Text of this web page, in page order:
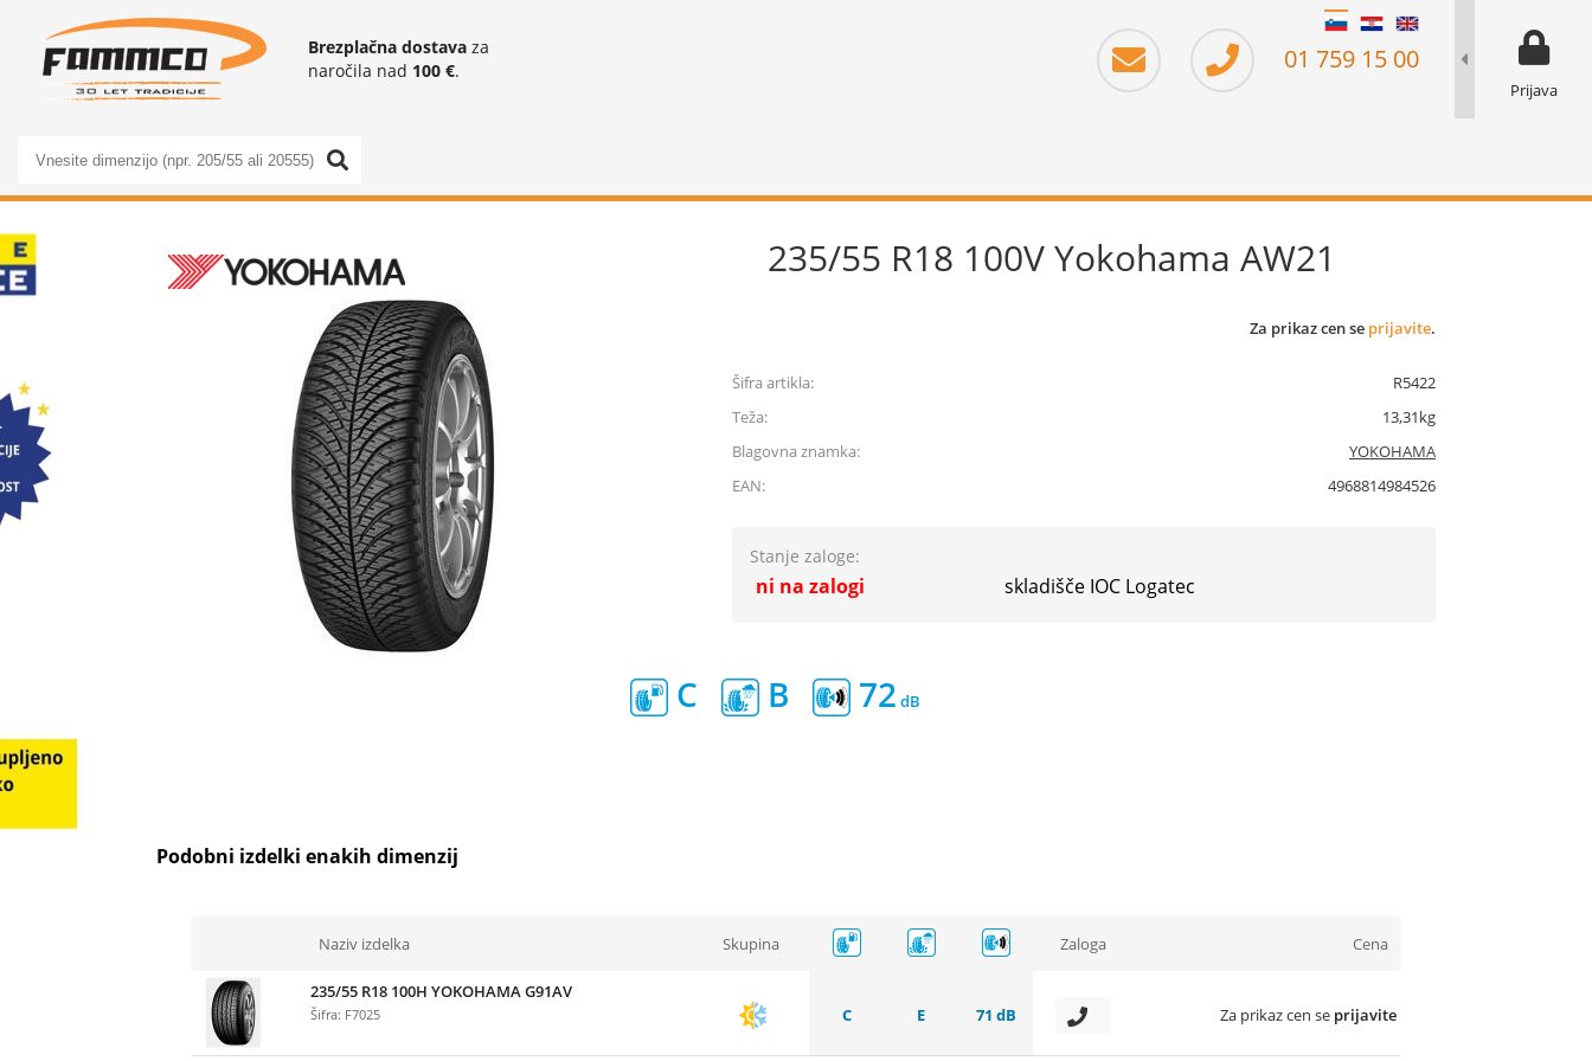
01 759 15 00
prikaz za
Prijava
Brezplačna dostava za
naročila nad 100 €.
235/55 R18 100V Yokohama AW21
Za prikaz cen se prijavite.
Šifra artikla:
R5422
Teža:
13,31kg
Blagovna znamka:
YOKOHAMA
EAN:
4968814984526
Stanje zaloge:
ni na zalogi skladišče IOC Logatec
C B 72
Podobni izdelki enakih dimenzij
Naziv izdelka Skupina Zaloga Cena
235/55 R18 100H YOKOHAMA G91AV
Šifra: F7025 C E 71 dB Za prikaz cen se prijavite